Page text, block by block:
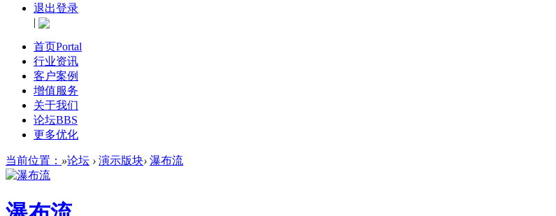
退出登录
|
首页Portal
行业资讯
客户案例
增值服务
关于我们
论坛BBS
更多优化
当前位置： »论坛 › 演示版块› 瀑布流